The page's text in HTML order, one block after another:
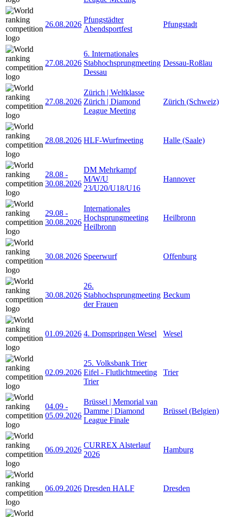
26.08.2026
Pfungstädter
Abendsportfest
Pfungstadt
27.08.2026
6. Internationales
Stabhochsprungmeeting
Dessau
Dessau-Roßlau
27.08.2026
Zürich | Weltklasse
Zürich | Diamond
League Meeting
Zürich (Schweiz)
28.08.2026 HLF-Wurfmeeting Halle (Saale)
28.08 -
30.08.2026
DM Mehrkampf
M/W/U
23/U20/U18/U16
Hannover
29.08 -
30.08.2026
Internationales
Hochsprungmeeting
Heilbronn
Heilbronn
30.08.2026 Speerwurf Offenburg
30.08.2026
26.
Stabhochsprungmeeting
der Frauen
Beckum
01.09.2026 4. Domspringen Wesel Wesel
02.09.2026
25. Volksbank Trier
Eifel - Flutlichtmeeting
Trier
Trier
04.09 -
05.09.2026
Brüssel | Memorial van
Damme | Diamond
League Finale
Brüssel (Belgien)
06.09.2026
CURREX Alsterlauf
2026
Hamburg
06.09.2026 Dresden HALF Dresden